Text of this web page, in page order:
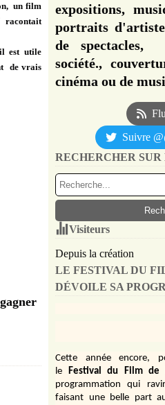
un film
racontait
est utile
de vrais
expositions,
portraits
de
société.,
cinéma ou de
Suivre
RECHERCHER SUR
Visiteurs
Depuis la création
LE FESTIVAL DU
DÉVOILE SA
Cette année encore,
le Festival du Film de
programmation qui
faisant une belle part